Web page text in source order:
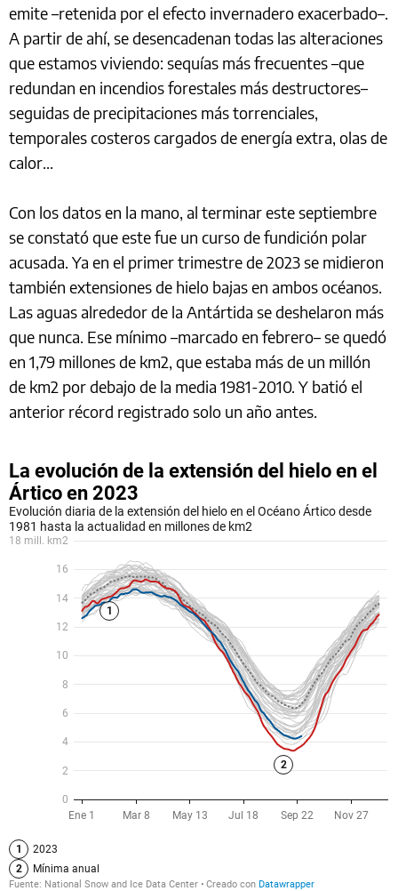
emite –retenida por el efecto invernadero exacerbado–.
A partir de ahí, se desencadenan todas las alteraciones
que estamos viviendo: sequías más frecuentes –que
redundan en incendios forestales más destructores–
seguidas de precipitaciones más torrenciales,
temporales costeros cargados de energía extra, olas de
calor...
Con los datos en la mano, al terminar este septiembre
se constató que este fue un curso de fundición polar
acusada. Ya en el primer trimestre de 2023 se midieron
también extensiones de hielo bajas en ambos océanos.
Las aguas alrededor de la Antártida se deshelaron más
que nunca. Ese mínimo –marcado en febrero– se quedó
en 1,79 millones de km2, que estaba más de un millón
de km2 por debajo de la media 1981-2010. Y batió el
anterior récord registrado solo un año antes.